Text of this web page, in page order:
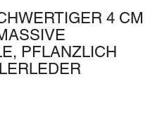
4 CM
PFLANZLICH